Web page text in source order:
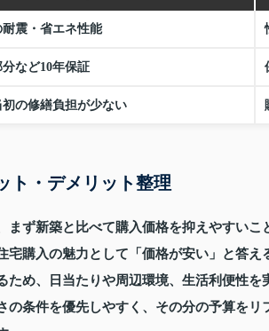
震・省エネ性能
など10年保証
初の修繕負担が少ない
ト・デメリット整理
ず新築と比べて購入価格を抑えやすいこ
宅購入の魅力として「価格が安い」と答え
ため、日当たりや周辺環境、生活利便性を
の条件を優先しやすく、その分の予算を